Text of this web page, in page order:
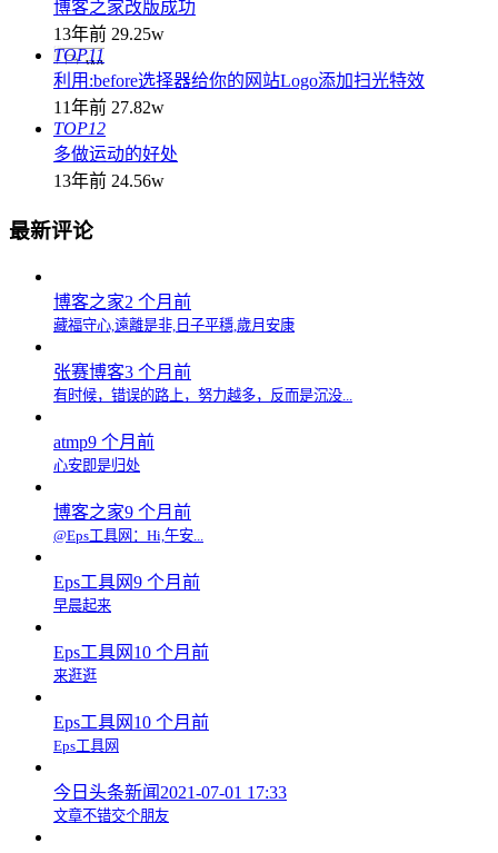
博客之家改版成功
13年前 29.25w
TOP11
利用:before选择器给你的网站Logo添加扫光特效
11年前 27.82w
TOP12
多做运动的好处
13年前 24.56w
最新评论
博客之家2 个月前
藏福守心,遠離是非,日子平穩,歲月安康
张赛博客3 个月前
有时候，错误的路上，努力越多，反而是沉没...
atmp9 个月前
心安即是归处
博客之家9 个月前
@Eps工具网：Hi,午安...
Eps工具网9 个月前
早晨起来
Eps工具网 10 个月前
来逛逛
Eps工具网 10 个月前
Eps工具网
今日头条新闻 2021-07-01 17:33
文章不错交个朋友